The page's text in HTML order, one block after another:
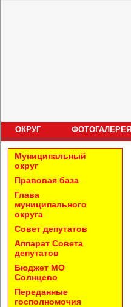
ОКРУГ ФОТОГАЛЕРЕЯ
Муниципальный
округ
Правовая база
Глава
муниципального
округа
Совет депутатов
Аппарат Совета
депутатов
Бюджет МО
Солнцево
Переданные
госполномочия